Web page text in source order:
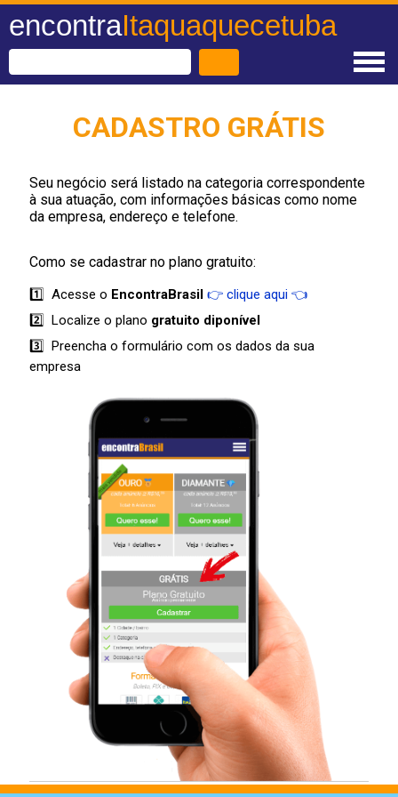
encontraItaquaquecetuba
CADASTRO GRÁTIS
Seu negócio será listado na categoria correspondente
à sua atuação, com informações básicas como nome
da empresa, endereço e telefone.
Como se cadastrar no plano gratuito:
1️⃣ Acesse o EncontraBrasil 👉 clique aqui 👈
2️⃣ Localize o plano gratuito diponível
3️⃣ Preencha o formulário com os dados da sua
empresa